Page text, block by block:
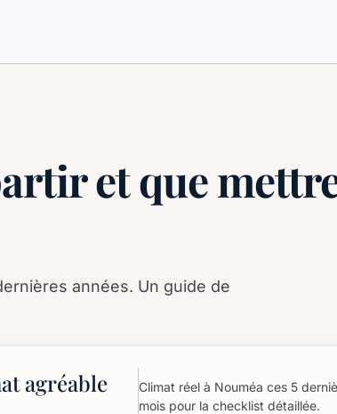
et que
années. Un guide de
agréable
Climat réel à Nouméa ces 5
mois pour la checklist détaillée.